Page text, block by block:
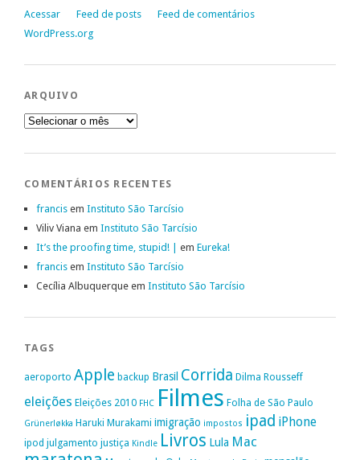
Acessar Feed de posts
Feed de comentários
WordPress.org
ARQUIVO
Arquivo
COMENTÁRIOS RECENTES
francis em Instituto São Tarcísio
Viliv Viana em Instituto São Tarcísio
It’s the proofing time, stupid! | em Eureka!
francis em Instituto São Tarcísio
Cecília Albuquerque em Instituto São Tarcísio
TAGS
aeroporto Apple backup Brasil Corrida Dilma Rousseff
eleições Eleições 2010 FHC Filmes Folha de São Paulo
Grünerløkka Haruki Murakami imigração impostos ipad iPhone
ipod julgamento justiça Kindle Livros Lula Mac